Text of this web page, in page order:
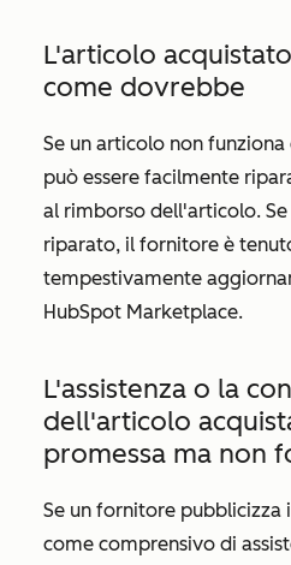
L'articolo
come dovrebbe
Se un articolo non
può essere facilmente
al rimborso dell'articolo.
riparato, il fornitore è
tempestivamente
HubSpot Marketplace.
L'assistenza o la
dell'articolo
promessa ma non
Se un fornitore
come comprensivo di